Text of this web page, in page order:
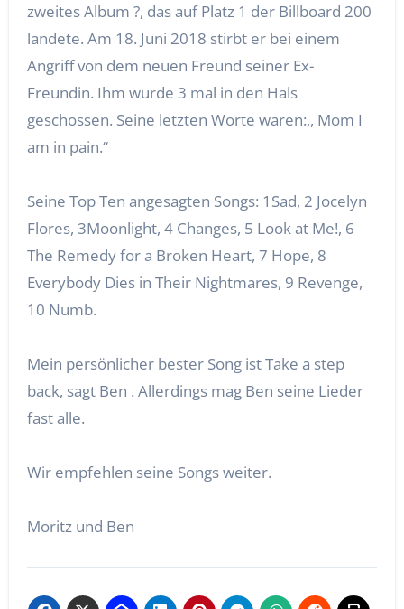
zweites Album ?, das auf Platz 1 der Billboard 200
landete. Am 18. Juni 2018 stirbt er bei einem
Angriff von dem neuen Freund seiner Ex-
Freundin. Ihm wurde 3 mal in den Hals
geschossen. Seine letzten Worte waren:,, Mom I
am in pain.“
Seine Top Ten angesagten Songs: 1Sad, 2 Jocelyn
Flores, 3Moonlight, 4 Changes, 5 Look at Me!, 6
The Remedy for a Broken Heart, 7 Hope, 8
Everybody Dies in Their Nightmares, 9 Revenge,
10 Numb.
Mein persönlicher bester Song ist Take a step
back, sagt Ben . Allerdings mag Ben seine Lieder
fast alle.
Wir empfehlen seine Songs weiter.
Moritz und Ben